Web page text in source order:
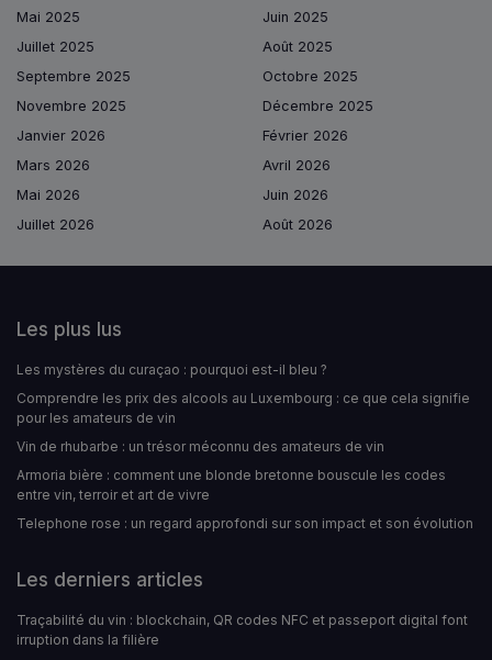
Mai 2025
Juin 2025
Juillet 2025
Août 2025
Septembre 2025
Octobre 2025
Novembre 2025
Décembre 2025
Janvier 2026
Février 2026
Mars 2026
Avril 2026
Mai 2026
Juin 2026
Juillet 2026
Août 2026
Les plus lus
Les mystères du curaçao : pourquoi est-il bleu ?
Comprendre les prix des alcools au Luxembourg : ce que cela signifie
pour les amateurs de vin
Vin de rhubarbe : un trésor méconnu des amateurs de vin
Armoria bière : comment une blonde bretonne bouscule les codes
entre vin, terroir et art de vivre
Telephone rose : un regard approfondi sur son impact et son évolution
Les derniers articles
Traçabilité du vin : blockchain, QR codes NFC et passeport digital font
irruption dans la filière